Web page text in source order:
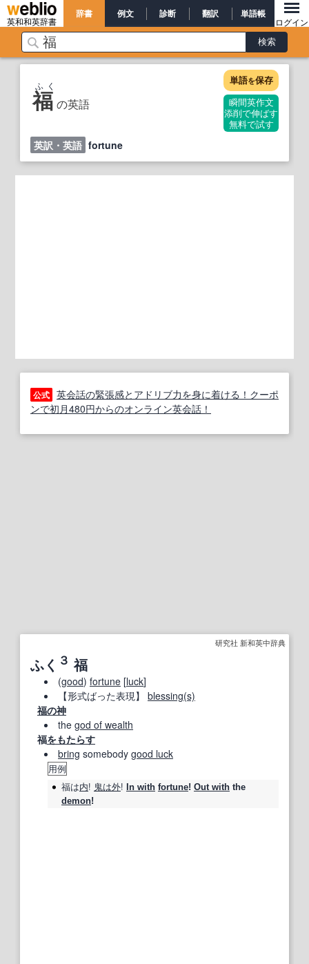
英和和英辞書
辞書 例文 診断 翻訳 単語帳
ログイン
福 の英語
ふく 単語を保存
瞬間英作文
添削で伸ばす
無料で試す
英訳・英語 fortune
公式 英会話の緊張感とアドリブ力を身に着ける！クーポ
ンで初月480円からのオンライン英会話！
研究社 新和英中辞典
ふく ３ 福
(good) fortune [luck]
【形式ばった表現】 blessing(s)
福の神
the god of wealth
福をもたらす
bring somebody good luck
用例
福は内! 鬼は外! In with fortune! Out with the
demon!